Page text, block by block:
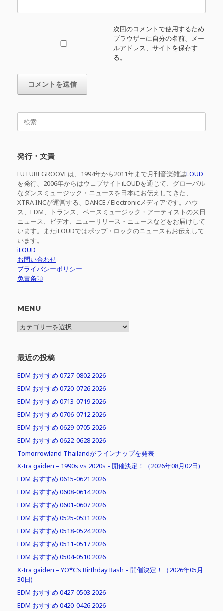
次回のコメントで使用するため
ブラウザーに自分の名前、メー
ルアドレス、サイトを保存す
る。
検
発行・文責
FUTUREGROOVEは、1994年から2011年まで月刊音楽雑誌LOUD
を発行、2006年からはウェブサイトiLOUDを通じて、グローバル
なダンスミュージック・ニュースを日本にお伝えしてきた、
XTRA INCが運営する、DANCE / Electronicメディアです。ハウ
ス、EDM、トランス、ベースミュージック・アーティストの来日
ニュース、ビデオ、ニューリリース・ニュースなどをお届けして
います。またiLOUDではポップ・ロックのニュースもお伝えして
います。
iLOUD
お問い合わせ
プライバシーポリシー
免責条項
MENU
MENU
最近の投稿
EDM おすすめ 0727-0802 2026
EDM おすすめ 0720-0726 2026
EDM おすすめ 0713-0719 2026
EDM おすすめ 0706-0712 2026
EDM おすすめ 0629-0705 2026
EDM おすすめ 0622-0628 2026
Tomorrowland Thailandがラインナップを発表
X-tra gaiden – 1990s vs 2020s – 開催決定！（2026年08月02日)
EDM おすすめ 0615-0621 2026
EDM おすすめ 0608-0614 2026
EDM おすすめ 0601-0607 2026
EDM おすすめ 0525-0531 2026
EDM おすすめ 0518-0524 2026
EDM おすすめ 0511-0517 2026
EDM おすすめ 0504-0510 2026
X-tra gaiden – YO*C’s Birthday Bash – 開催決定！（2026年05月
30日)
EDM おすすめ 0427-0503 2026
EDM おすすめ 0420-0426 2026